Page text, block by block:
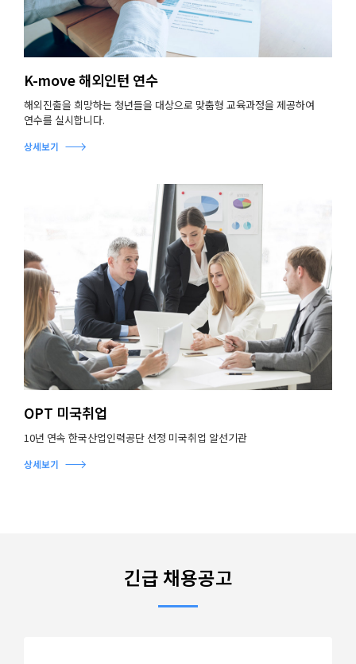
K-move 해외인턴 연수
해외진출을 희망하는 청년들을 대상으로 맞춤형 교육과정을 제공하여
연수를 실시합니다.
상세보기
OPT 미국취업
10년 연속 한국산업인력공단 선정 미국취업 알선기관
상세보기
긴급 채용공고